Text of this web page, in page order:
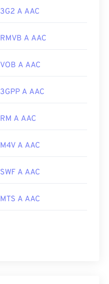
3G2 A AAC
RMVB A AAC
VOB A AAC
3GPP A AAC
RM A AAC
M4V A AAC
SWF A AAC
MTS A AAC